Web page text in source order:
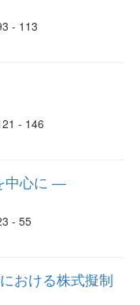
- 113
- 146
中心に ―
- 55
おける株式擬制